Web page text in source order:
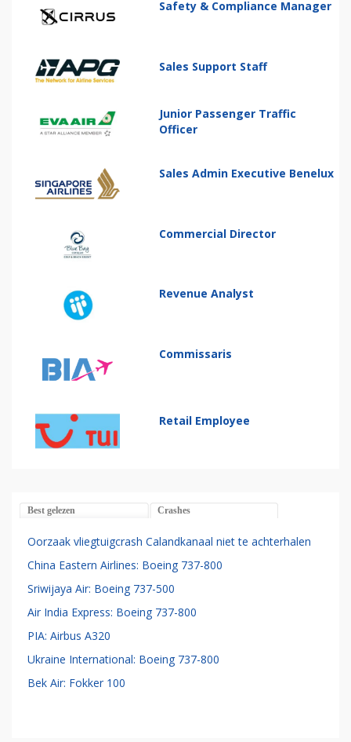
Safety & Compliance Manager
Sales Support Staff
Junior Passenger Traffic
Officer
Sales Admin Executive Benelux
Commercial Director
Revenue Analyst
Commissaris
Retail Employee
Best gelezen Crashes
Oorzaak vliegtuigcrash Calandkanaal niet te achterhalen
China Eastern Airlines: Boeing 737-800
Sriwijaya Air: Boeing 737-500
Air India Express: Boeing 737-800
PIA: Airbus A320
Ukraine International: Boeing 737-800
Bek Air: Fokker 100